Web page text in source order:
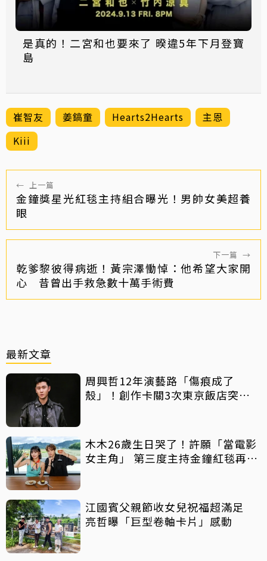
是真的！二宮和也要來了 暌違5年下月登寶
島
崔智友 姜鎬童 Hearts2Hearts
主恩
Kiii
← 上一篇
金鐘獎星光紅毯主持組合曝光！男帥女美超養
眼
下一篇 →
乾爹黎彼得病逝！黃宗澤慟悼：他希望大家開
心 昔曾出手救急數十萬手術費
最新文章
周興哲12年演藝路「傷痕成了
殼」！創作卡關3次東京飯店突找
木木26歲生日哭了！許願「當電影
女主角」 第三度主持金鐘紅毯再喊
江國賓父親節收女兒祝福超滿足
亮哲曝「巨型卷軸卡片」感動